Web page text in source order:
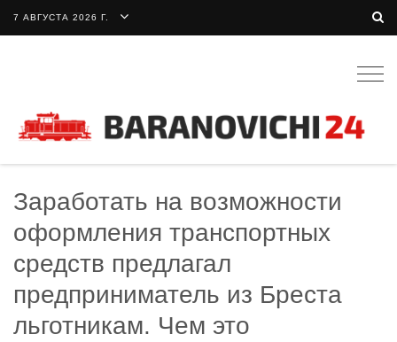
7 АВГУСТА 2026 Г.
Заработать на возможности
оформления транспортных
средств предлагал
предприниматель из Бреста
льготникам. Чем это